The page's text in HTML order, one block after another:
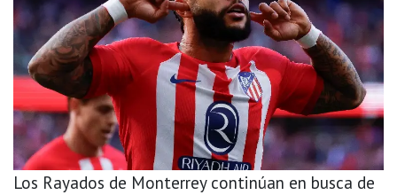
Los Rayados de Monterrey continúan en busca de